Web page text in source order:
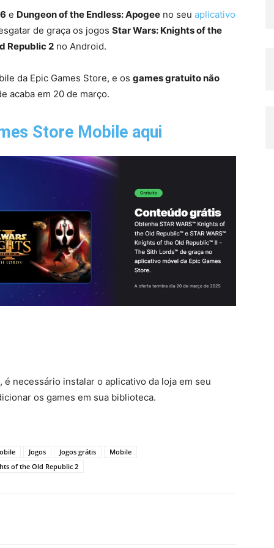
e Dungeon of the Endless: Apogee no seu aplicativo
de graça os jogos Star Wars: Knights of the
Republic 2 no Android.
da Epic Games Store, e os games gratuito não
acaba em 20 de março.
Store Mobile aqui
necessário instalar o aplicativo da loja em seu
os games em sua biblioteca.
Jogos Jogos grátis
Mobile
of the Old Republic 2